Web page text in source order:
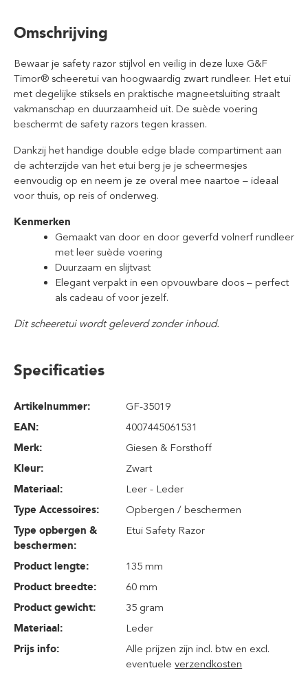
Omschrijving
Bewaar je safety razor stijlvol en veilig in deze luxe G&F
Timor® scheeretui van hoogwaardig zwart rundleer. Het etui
met degelijke stiksels en praktische magneetsluiting straalt
vakmanschap en duurzaamheid uit. De suède voering
beschermt de safety razors tegen krassen.
Dankzij het handige double edge blade compartiment aan
de achterzijde van het etui berg je je scheermesjes
eenvoudig op en neem je ze overal mee naartoe – ideaal
voor thuis, op reis of onderweg.
Kenmerken
Gemaakt van door en door geverfd volnerf rundleer
met leer suède voering
Duurzaam en slijtvast
Elegant verpakt in een opvouwbare doos – perfect
als cadeau of voor jezelf.
Dit scheeretui wordt geleverd zonder inhoud.
Specificaties
Artikelnummer:
GF-35019
EAN:
4007445061531
Merk:
Giesen & Forsthoff
Kleur:
Zwart
Materiaal:
Leer - Leder
Type Accessoires:
Opbergen / beschermen
Type opbergen &
beschermen:
Etui Safety Razor
Product lengte:
135 mm
Product breedte:
60 mm
Product gewicht:
35 gram
Materiaal:
Leder
Prijs info:
Alle prijzen zijn incl. btw en excl.
eventueleverzendkosten